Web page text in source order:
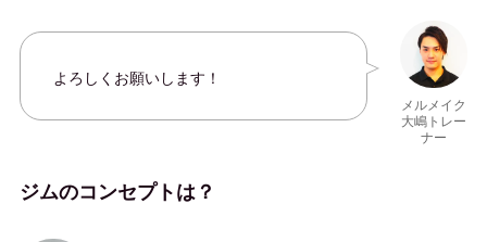
メルメイク
大嶋トレー
ナー
よろしくお願いします！
ジムのコンセプトは？